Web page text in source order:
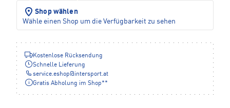
Shop wählen
Wähle einen Shop um die Verfügbarkeit zu sehen
Kostenlose Rücksendung
Schnelle Lieferung
service.eshop@ intersport.at
Gratis Abholung im Shop**